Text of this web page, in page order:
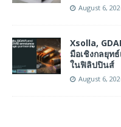
August 6,
Xsolla,
มือเชิงกลยุท
ในฟิลิปปินส์
August 6,